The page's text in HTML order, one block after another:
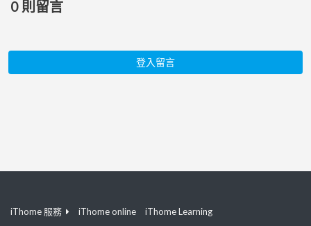
0 則留言
登入留言
iThome 服務 iThome online
iThome Learning